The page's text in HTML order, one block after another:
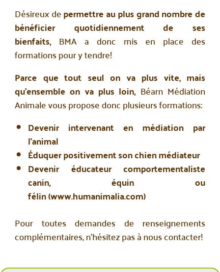
Désireux depermettre au plus grand nombre de
bénéficier quotidiennement de ses
bienfaits, BMA a donc mis en place des
formations pour y tendre!
Parce que tout seul on va plus vite, mais
qu’ensemble on va plus loin, Béarn Médiation
Animale vous propose donc plusieurs formations:
Devenir intervenant en médiation par
l’animal
Éduquer positivement son chien médiateur
Devenir éducateur comportementaliste
canin, équin ou
félin (www.humanimalia.com)
Pour toutes demandes de renseignements
complémentaires, n’hésitez pas à nous contacter!